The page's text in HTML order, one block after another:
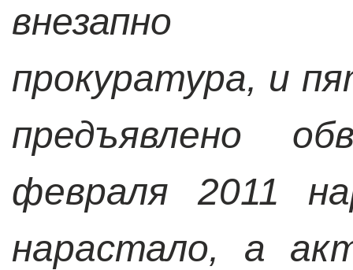
внезапно
прокуратура, и
предъявлено
февраля 2011
нарастало, а